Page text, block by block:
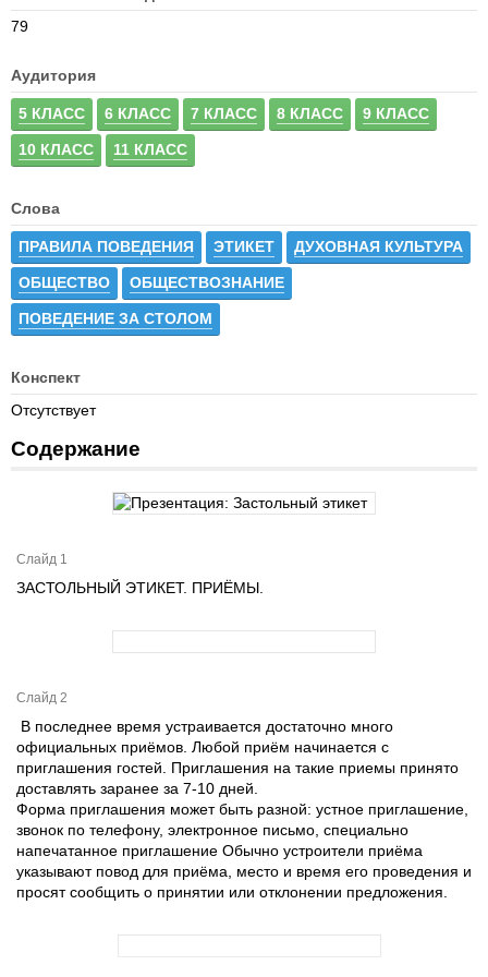
79
Аудитория
5 КЛАСС 6 КЛАСС 7 КЛАСС 8 КЛАСС 9 КЛАСС
10 КЛАСС 11 КЛАСС
Слова
ПРАВИЛА ПОВЕДЕНИЯ ЭТИКЕТ ДУХОВНАЯ КУЛЬТУРА
ОБЩЕСТВО ОБЩЕСТВОЗНАНИЕ
ПОВЕДЕНИЕ ЗА СТОЛОМ
Конспект
Отсутствует
Содержание
Слайд 1
ЗАСТОЛЬНЫЙ ЭТИКЕТ. ПРИЁМЫ.
Слайд 2
В последнее время устраивается достаточно много
официальных приёмов. Любой приём начинается с
приглашения гостей. Приглашения на такие приемы принято
доставлять заранее за 7-10 дней.
Форма приглашения может быть разной: устное приглашение,
звонок по телефону, электронное письмо, специально
напечатанное приглашение Обычно устроители приёма
указывают повод для приёма, место и время его проведения и
просят сообщить о принятии или отклонении предложения.